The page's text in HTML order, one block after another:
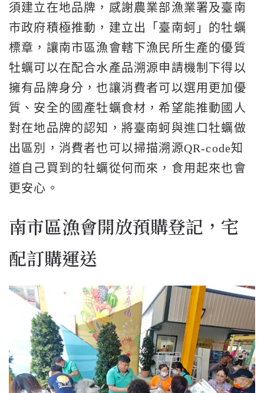
須建立在地品牌，感謝農業部漁業署及臺南
市政府積極推動，建立出「臺南蚵」的牡蠣
標章，讓南市區漁會轄下漁民所生產的優質
牡蠣可以在配合水產品溯源申請機制下得以
擁有品牌身分，也讓消費者可以選用更加優
質、安全的國產牡蠣食材，希望能推動國人
對在地品牌的認知，將臺南蚵與進口牡蠣做
出區別，消費者也可以掃描溯源QR-code知
道自己買到的牡蠣從何而來，食用起來也會
更安心。
南市區漁會開放預購登記，宅
配訂購運送